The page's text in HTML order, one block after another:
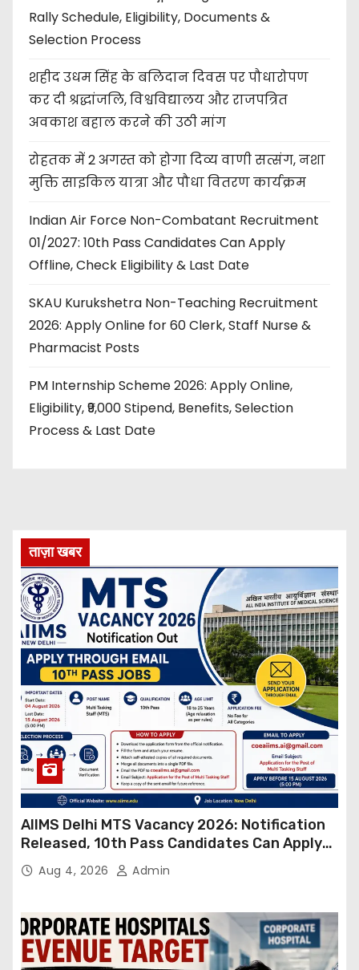
Rally Schedule, Eligibility, Documents &
Selection Process
शहीद उधम सिंह के बलिदान दिवस पर पौधारोपण
कर दी श्रद्धांजलि, विश्वविद्यालय और राजपत्रित
अवकाश बहाल करने की उठी मांग
रोहतक में 2 अगस्त को होगा दिव्य वाणी सत्संग, नशा
मुक्ति साइकिल यात्रा और पौधा वितरण कार्यक्रम
Indian Air Force Non-Combatant Recruitment
01/2027: 10th Pass Candidates Can Apply
Offline, Check Eligibility & Last Date
SKAU Kurukshetra Non-Teaching Recruitment
2026: Apply Online for 60 Clerk, Staff Nurse &
Pharmacist Posts
PM Internship Scheme 2026: Apply Online,
Eligibility, ₹9,000 Stipend, Benefits, Selection
Process & Last Date
ताज़ा खबर
AIIMS Delhi MTS Vacancy 2026: Notification
Released, 10th Pass Candidates Can Apply
Through Email
Aug 4, 2026 Admin